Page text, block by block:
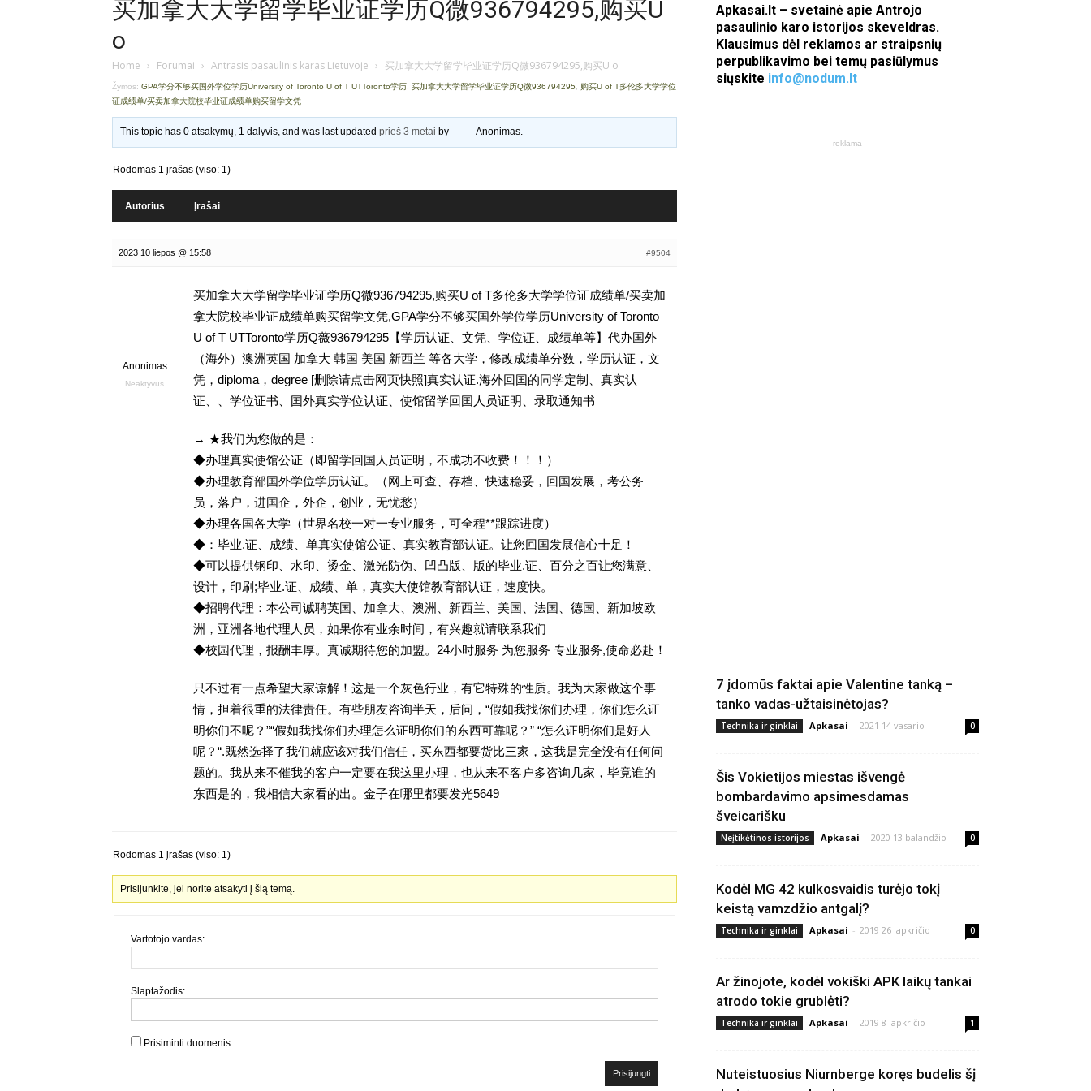
买加拿大大学留学毕业证学历Q微936794295,购买U
o
Home › Forumai › Antrasis pasaulinis karas Lietuvoje › 买加拿大大学留学毕业证学历Q微936794295,购买U o
Žymos: GPA学分不够买国外学位学历University of Toronto U of T UTToronto学历 买加拿大大学留学毕业证学历Q微936794295
购买U of T多伦多大学学位
证成绩单/买卖加拿大院校毕业证成绩单购买留学文凭
This topic has 0 atsakymų, 1 dalyvis, and was last updatedprieš 3 metai by Anonimas.
Rodomas 1 įrašas (viso: 1)
Autorius Įrašai
2023 10 liepos @ 15:58 #9504
Anonimas
Neaktyvus
买加拿大大学留学毕业证学历Q微936794295,购买U of T多伦多大学学位证成绩单/买卖加
拿大院校毕业证成绩单购买留学文凭,GPA学分不够买国外学位学历University of Toronto
U of T UTToronto学历Q薇936794295【学历认证、文凭、学位证、成绩单等】代办国外
（海外）澳洲英国 加拿大 韩国 美国 新西兰 等各大学，修改成绩单分数，学历认证，文
凭，diploma，degree [删除请点击网页快照]真实认证.海外回囯的同学定制、真实认
证、、学位证书、囯外真实学位认证、使馆留学回囯人员证明、录取通知书
→ ★我们为您做的是：
◆办理真实使馆公证（即留学回国人员证明，不成功不收费！！！）
◆办理教育部国外学位学历认证。（网上可查、存档、快速稳妥，回国发展，考公务
员，落户，进国企，外企，创业，无忧愁）
◆办理各国各大学（世界名校一对一专业服务，可全程**跟踪进度）
◆：毕业.证、成绩、单真实使馆公证、真实教育部认证。让您回国发展信心十足！
◆可以提供钢印、水印、烫金、激光防伪、凹凸版、版的毕业.证、百分之百让您满意、
设计，印刷;毕业.证、成绩、单，真实大使馆教育部认证，速度快。
◆招聘代理：本公司诚聘英国、加拿大、澳洲、新西兰、美国、法国、德国、新加坡欧
洲，亚洲各地代理人员，如果你有业余时间，有兴趣就请联系我们
◆校园代理，报酬丰厚。真诚期待您的加盟。24小时服务 为您服务 专业服务,使命必赴！
只不过有一点希望大家谅解！这是一个灰色行业，有它特殊的性质。我为大家做这个事
情，担着很重的法律责任。有些朋友咨询半天，后问，“假如我找你们办理，你们怎么证
明你们不呢？”“假如我找你们办理怎么证明你们的东西可靠呢？” “怎么证明你们是好人
呢？“.既然选择了我们就应该对我们信任，买东西都要货比三家，这我是完全没有任何问
题的。我从来不催我的客户一定要在我这里办理，也从来不客户多咨询几家，毕竟谁的
东西是的，我相信大家看的出。金子在哪里都要发光5649
Rodomas 1 įrašas (viso: 1)
Prisijunkite, jei norite atsakyti į šią temą.
Vartotojo vardas:
Slaptažodis:
Prisiminti duomenis
Prisijungti
Apkasai.lt – svetainė apie Antrojo
pasaulinio karo istorijos skeveldras.
Klausimus dėl reklamos ar straipsnių
perpublikavimo bei temų pasiūlymus
siųskite info@nodum.lt
- reklama -
7 įdomūs faktai apie Valentine tanką –
tanko vadas-užtaisinėtojas?
Technika ir ginklai Apkasai - 2021 14 vasario 0
Šis Vokietijos miestas išvengė
bombardavimo apsimesdamas
šveicarišku
Neįtikėtinos istorijos Apkasai - 2020 13 balandžio 0
Kodėl MG 42 kulkosvaidis turėjo tokį
keistą vamzdžio antgalį?
Technika ir ginklai Apkasai - 2019 26 lapkričio 0
Ar žinojote, kodėl vokiški APK laikų tankai
atrodo tokie grublėti?
Technika ir ginklai Apkasai - 2019 8 lapkričio 1
Nuteistuosius Niurnberge koręs budelis šį